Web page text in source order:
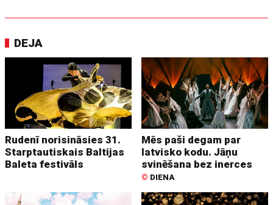
DEJA
Rudenī norisināsies 31.
Starptautiskais Baltijas
Baleta festivāls
Mēs paši degam par
latvisko kodu. Jāņu
svinēšana bez inerces
© DIENA